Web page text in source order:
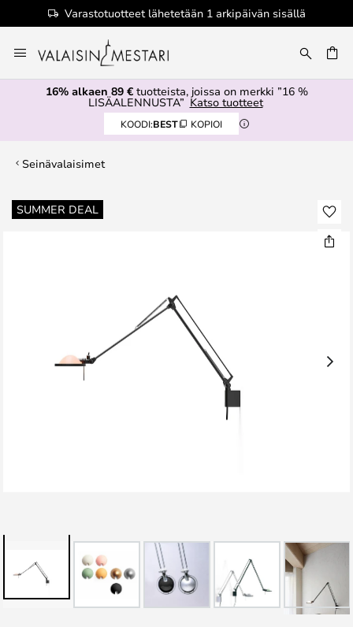
Varastotuotteet lähetetään 1 arkipäivän sisällä
to
Content
16% alkaen 89 €tuotteista, joissa on merkki ”16 %
LISÄALENNUSTA” Katso tuotteet
KOODI:BEST KOPIOI
Seinävalaisimet
SUMMER DEAL
Skip
to